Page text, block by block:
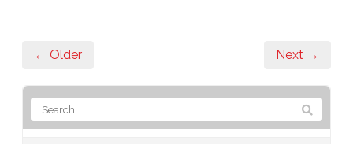
← Older Next →